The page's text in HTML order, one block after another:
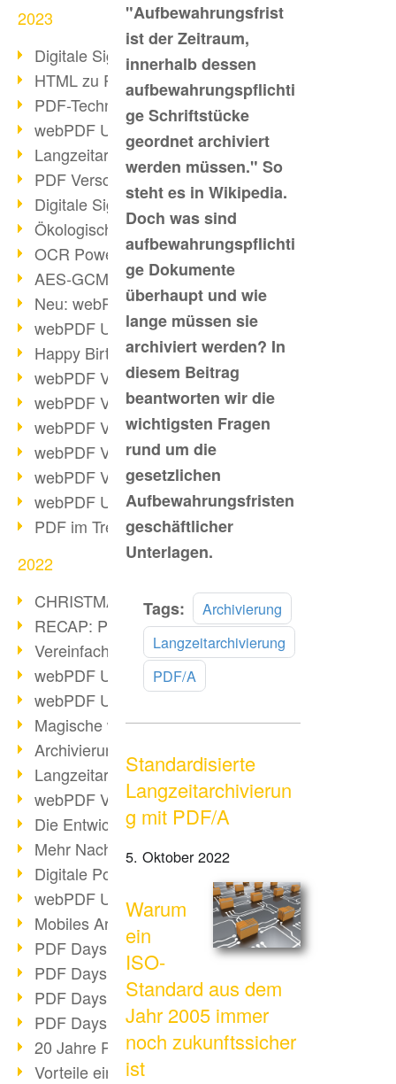
2023
Digitale Signatur in PDF
HTML zu PDF
PDF-Techniken für Barrierefreiheit
webPDF Update 9.0.0.3149
Langzeitarchivierung mit PDF/A
PDF Verschlüsselung
Digitale Signaturen
Ökologischen Abdruck reduzieren
OCR Power für Profis
AES-GCM-Unterstützung (PDF 2.0)
Neu: webPDF Developer Hub
webPDF Update 9.0.0.2898
Happy Birthday, PDF!
webPDF Video-Session 4
webPDF Video-Session 3
webPDF Video-Session 2
webPDF Video-Session 1
webPDF Video-Session Termine
webPDF Update 9.0.0.2843
PDF im Trend
2022
CHRISTMAS 2022 loading
RECAP: PDF Days Europe 2022
Vereinfachung Personalprozesse
webPDF Update 8.0.0.2727
webPDF Update 9.0.0.2732
Magische webPDF Version 9
Archivierung: Aufbewahrungsfristen
Langzeitarchivierung mit PDF/A
webPDF Video - Behind the Scenes
Die Entwicklung von PDF/X
Mehr Nachhaltigkeit durch PDF
Digitale Post als PDF/A
webPDF Update 8.0.0.2531
Mobiles Arbeiten mit PDF
PDF Days 2022 Themenblock 3
PDF Days 2022 Themenblock 2
PDF Days 2022 Themenblock 1
PDF Days Europe 2022
20 Jahre PDF/X (Teil 3)
Vorteile einer PDF-Businesslösung
"Aufbewahrungsfrist
ist der Zeitraum,
innerhalb dessen
aufbewahrungspflichti
ge Schriftstücke
geordnet archiviert
werden müssen." So
steht es in Wikipedia.
Doch was sind
aufbewahrungspflichti
ge Dokumente
überhaupt und wie
lange müssen sie
archiviert werden? In
diesem Beitrag
beantworten wir die
wichtigsten Fragen
rund um die
gesetzlichen
Aufbewahrungsfristen
geschäftlicher
Unterlagen.
Tags:
Archivierung
Langzeitarchivierung
PDF/A
Standardisierte
Langzeitarchivierun
g mit PDF/A
5. Oktober 2022
Warum
ein
ISO-
Standard aus dem
Jahr 2005 immer
noch zukunftssicher
ist